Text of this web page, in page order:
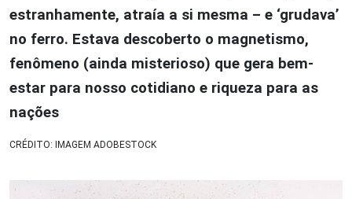
estranhamente, atraía a si mesma – e ‘grudava’
no ferro. Estava descoberto o magnetismo,
fenômeno (ainda misterioso) que gera bem-
estar para nosso cotidiano e riqueza para as
nações
CRÉDITO: IMAGEM ADOBESTOCK